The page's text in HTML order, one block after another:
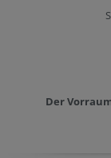
Der